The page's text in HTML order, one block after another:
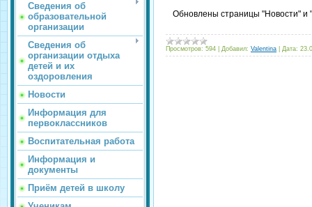
Сведения об
образовательной
организации
Сведения об
организации отдыха
детей и их
оздоровления
Новости
Информация для
первоклассников
Воспитательная работа
Информация и
документы
Приём детей в школу
Обновлены страницы "Новости" и
Просмотров: 594 Добавил: Valentina Дата: